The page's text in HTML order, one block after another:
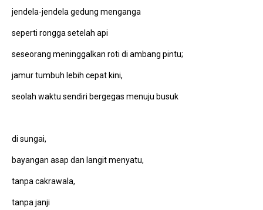
jendela-jendela gedung menganga
seperti rongga setelah api
seseorang meninggalkan roti di ambang pintu;
jamur tumbuh lebih cepat kini,
seolah waktu sendiri bergegas menuju busuk
di sungai,
bayangan asap dan langit menyatu,
tanpa cakrawala,
tanpa janji